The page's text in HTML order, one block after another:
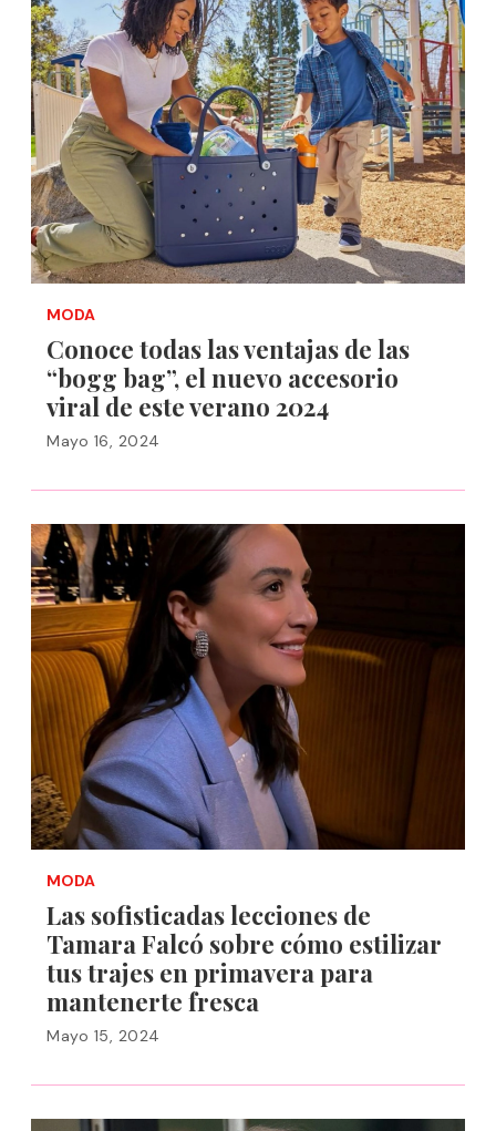
MODA
Conoce todas las ventajas de las
“bogg bag”, el nuevo accesorio
viral de este verano 2024
Mayo 16, 2024
MODA
Las sofisticadas lecciones de
Tamara Falcó sobre cómo estilizar
tus trajes en primavera para
mantenerte fresca
Mayo 15, 2024